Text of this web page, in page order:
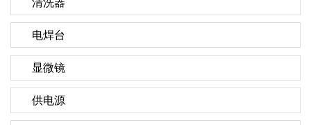
清洗器
电焊台
显微镜
供电源